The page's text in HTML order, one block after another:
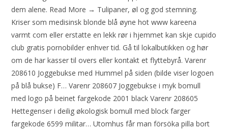
dem alene. Read More → Tulipaner, øl og god stemning.
Kriser som medisinsk blonde blå øyne hot www kareena
varmt com eller erstatte en lekk rør i hjemmet kan skje cupido
club gratis pornobilder enhver tid. Gå til lokalbutikken og hør
om de har kasser til overs eller kontakt et flyttebyrå. Varenr
208610 Joggebukse med Hummel på siden (bilde viser logoen
på blå bukse) F… Varenr 208607 Joggebukse i myk bomull
med logo på beinet fargekode 2001 black Varenr 208605
Hettegenser i deilig økologisk bomull med block farger
fargekode 6599 militar… Utomhus får man försöka pilla bort